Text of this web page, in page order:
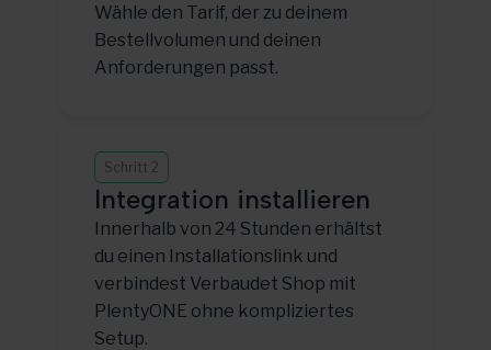
Wähle den Tarif, der zu deinem
Bestellvolumen und deinen
Anforderungen passt.
Schritt 2
Integration installieren
Innerhalb von 24 Stunden erhältst
du einen Installationslink und
verbindest Verbaudet Shop mit
PlentyONE ohne kompliziertes
Setup.